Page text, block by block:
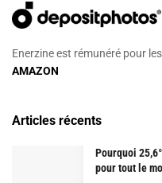
Enerzine est rémunéré pour
AMAZON
Articles récents
Pourquoi
pour tout le